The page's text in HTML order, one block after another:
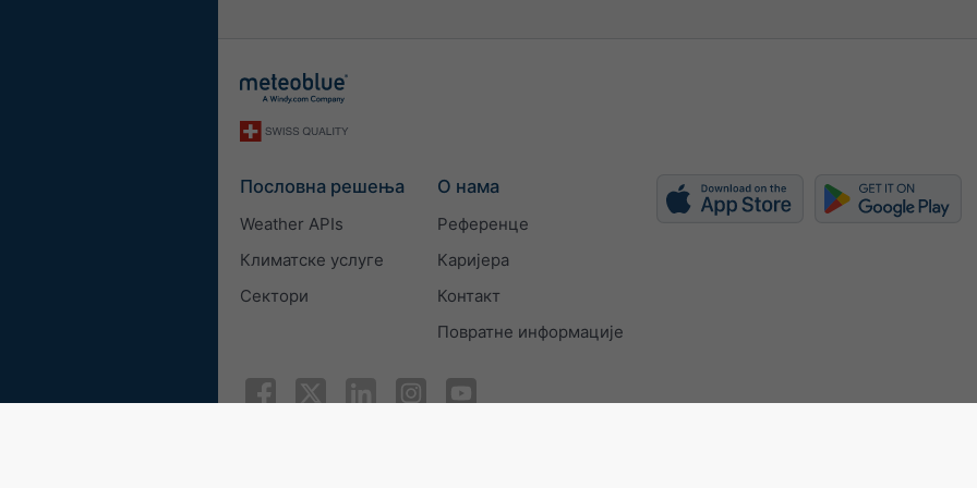
Пословна решења
Weather APIs
Климатске услуге
Сектори
О нама
Референце
Каријера
Контакт
Повратне информације